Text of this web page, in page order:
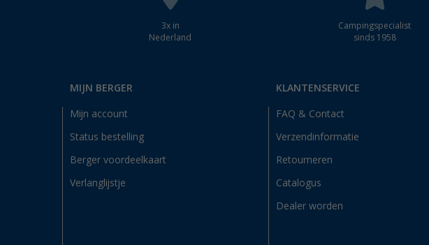
3x in
Nederland
Campingspecialist
sinds 1958
MIJN BERGER
Mijn account
Status bestelling
Berger voordeelkaart
Verlanglijstje
KLANTENSERVICE
FAQ & Contact
Verzendinformatie
Retourneren
Catalogus
Dealer worden